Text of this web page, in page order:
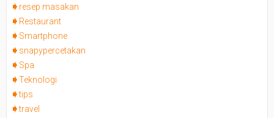
resep masakan
Restaurant
Smartphone
snapypercetakan
Spa
Teknologi
tips
travel